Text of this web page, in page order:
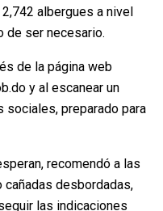
albergues a nivel
de ser necesario.
de la página web
y al escanear un
sociales, preparado para
recomendó a las
desbordadas,
las indicaciones